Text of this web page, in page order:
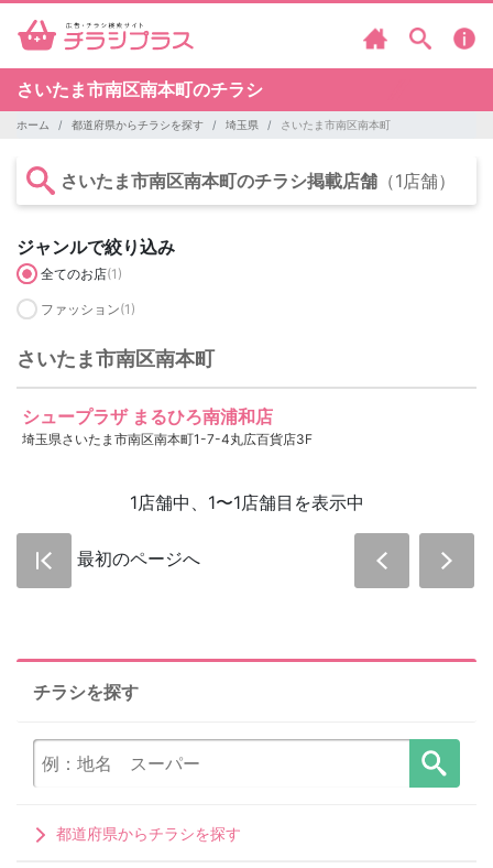
さいたま市南区南本町のチラシ
ホーム 都道府県からチラシを探す 埼玉県 さいたま市南区南本町
さいたま市南区南本町のチラシ掲載店舗 （1店舗）
ジャンルで絞り込み
全てのお店(1)
ファッション(1)
さいたま市南区南本町
シュープラザ まるひろ南浦和店
埼玉県さいたま市南区南本町1-7-4丸広百貨店3F
1店舗中、1〜1店舗目を表示中
最初のページへ
チラシを探す
都道府県からチラシを探す